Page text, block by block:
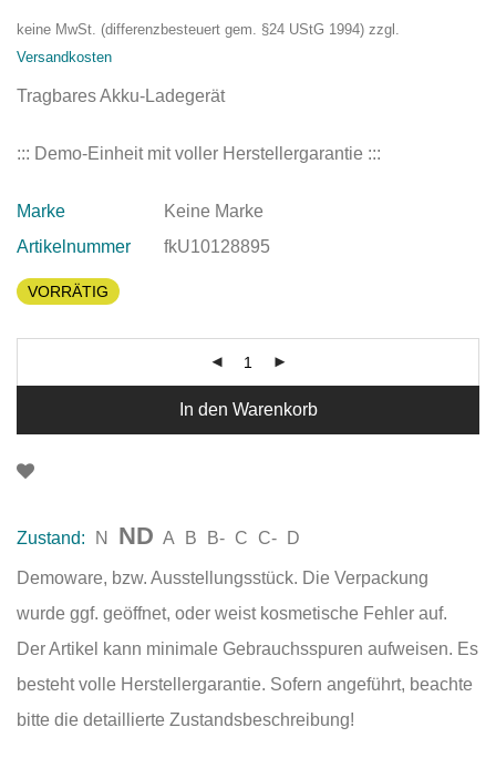
keine MwSt. (differenzbesteuert gem. §24 UStG 1994) zzgl.
Versandkosten
Tragbares Akku-Ladegerät
::: Demo-Einheit mit voller Herstellergarantie :::
Marke
Keine Marke
Artikelnummer
fkU10128895
VORRÄTIG
In den Warenkorb
Zustand: N ND A B B- C C- D
Demoware, bzw. Ausstellungsstück. Die Verpackung
wurde ggf. geöffnet, oder weist kosmetische Fehler auf.
Der Artikel kann minimale Gebrauchsspuren aufweisen. Es
besteht volle Herstellergarantie. Sofern angeführt, beachte
bitte die detaillierte Zustandsbeschreibung!